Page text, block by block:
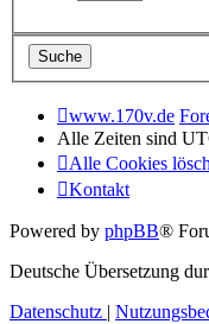
www.170v.de
Alle Zeiten sind
Alle Cookies
Kontakt
Powered by phpBB®
Deutsche Übersetzung
Datenschutz |